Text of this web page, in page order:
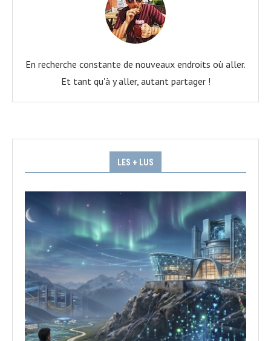
En recherche constante de nouveaux endroits où aller.
Et tant qu'à y aller, autant partager !
LES + LUS